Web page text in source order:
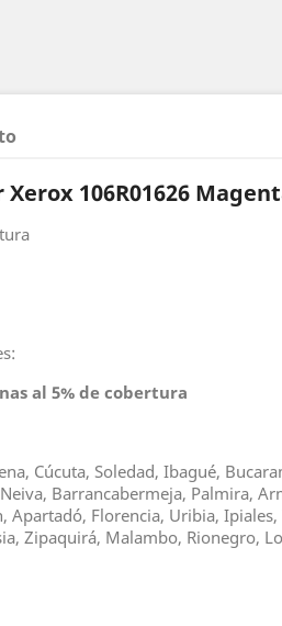
Xerox 106R01626
al 5% de cobertura
Cúcuta, Soledad, Ibagué,
Barrancabermeja, Palmira,
Florencia, Uribia,
Zipaquirá, Malambo, Rionegro,